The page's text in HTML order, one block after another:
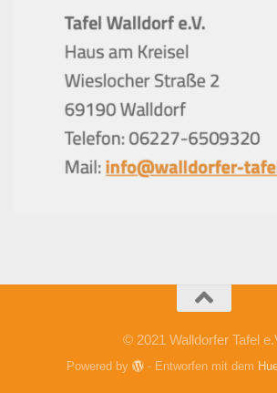
© 2021 Walldorfer Tafel
Powered by - Entworfen mit dem